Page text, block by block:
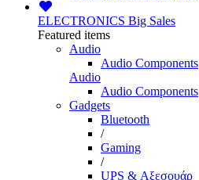
ELECTRONICS Big Sales
Featured items
Audio
Audio Components
Audio
Audio Components
Gadgets
Bluetooth
/
Gaming
/
UPS & Αξεσουάρ